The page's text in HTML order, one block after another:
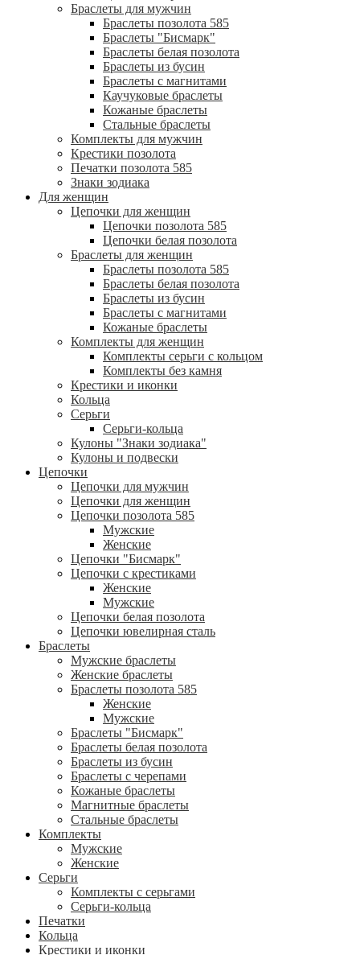
Браслеты для мужчин
Браслеты позолота 585
Браслеты "Бисмарк"
Браслеты белая позолота
Браслеты из бусин
Браслеты с магнитами
Каучуковые браслеты
Кожаные браслеты
Стальные браслеты
Комплекты для мужчин
Крестики позолота
Печатки позолота 585
Знаки зодиака
Для женщин
Цепочки для женщин
Цепочки позолота 585
Цепочки белая позолота
Браслеты для женщин
Браслеты позолота 585
Браслеты белая позолота
Браслеты из бусин
Браслеты с магнитами
Кожаные браслеты
Комплекты для женщин
Комплекты серьги с кольцом
Комплекты без камня
Крестики и иконки
Кольца
Серьги
Серьги-кольца
Кулоны "Знаки зодиака"
Кулоны и подвески
Цепочки
Цепочки для мужчин
Цепочки для женщин
Цепочки позолота 585
Мужские
Женские
Цепочки "Бисмарк"
Цепочки с крестиками
Женские
Мужские
Цепочки белая позолота
Цепочки ювелирная сталь
Браслеты
Мужские браслеты
Женские браслеты
Браслеты позолота 585
Женские
Мужские
Браслеты "Бисмарк"
Браслеты белая позолота
Браслеты из бусин
Браслеты с черепами
Кожаные браслеты
Магнитные браслеты
Стальные браслеты
Комплекты
Мужские
Женские
Серьги
Комплекты с серьгами
Серьги-кольца
Печатки
Кольца
Крестики и иконки